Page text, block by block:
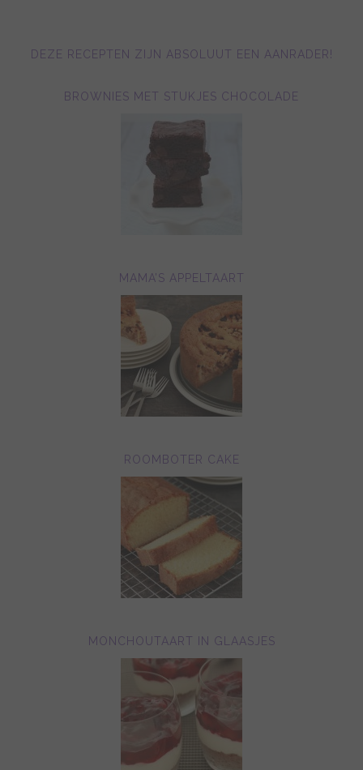
DEZE RECEPTEN ZIJN ABSOLUUT EEN AANRADER!
BROWNIES MET STUKJES CHOCOLADE
MAMA’S APPELTAART
ROOMBOTER CAKE
MONCHOUTAART IN GLAASJES